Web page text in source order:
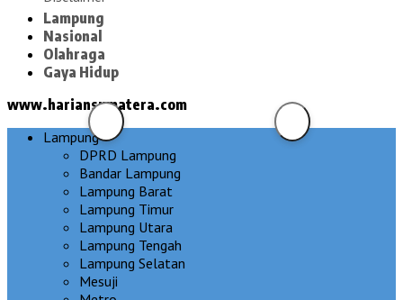
Lampung
Nasional
Olahraga
Gaya Hidup
www.hariansumatera.com
Lampung
DPRD Lampung
Bandar Lampung
Lampung Barat
Lampung Timur
Lampung Utara
Lampung Tengah
Lampung Selatan
Mesuji